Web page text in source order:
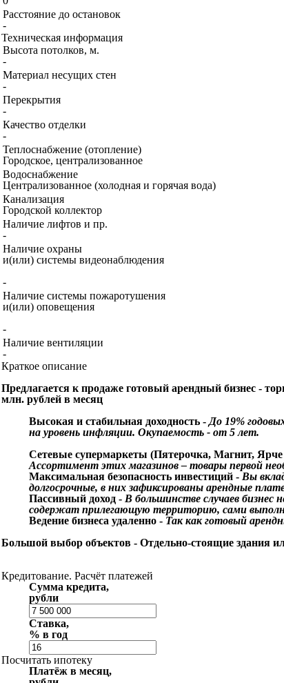
Расстояние до остановок
-
Техническая информация
Высота потолков, м.
-
Материал несущих стен
-
Перекрытия
-
Качество отделки
-
Теплоснабжение (отопление)
Городское, централизованное
Водоснабжение
Централизованное (холодная и горячая вода)
Канализация
Городской коллектор
Наличие лифтов и пр.
-
Наличие охраны
и(или) системы видеонаблюдения
-
Наличие системы пожаротушения
и(или) оповещения
-
Наличие вентиляции
-
Краткое описание
Предлагается к продаже готовый арендный бизнес -
млн. рублей в месяц
Высокая и стабильная доходность - До 19%
на уровень инфляции. Окупаемость - от 5 лет.
Сетевые супермаркеты (Пятерочка, Магнит, Ярче
Ассортимент этих магазинов – товары первой
Максимальная безопасность инвестиций - Вы
долгосрочные, в них зафиксированы арендные
Пассивный доход - В большинстве случаев
содержат прилегающую территорию, сами
Ведение бизнеса удаленно - Так как готовый
Большой выбор объектов - Отдельно-стоящие здания
Кредитование. Расчёт платежей
Сумма кредита,
рубли
Ставка,
% в год
Посчитать ипотеку
Платёж в месяц,